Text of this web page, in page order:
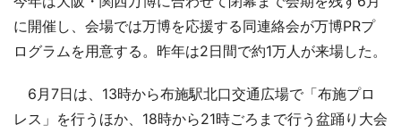
に開催し、会場では万博を応援する同連絡会が万博PRプ
ログラムを用意する。昨年は2日間で約1万人が来場した。
6月7日は、13時から布施駅北口交通広場で「布施プロ
レス」を行うほか、18時から21時ごろまで行う盆踊り大会